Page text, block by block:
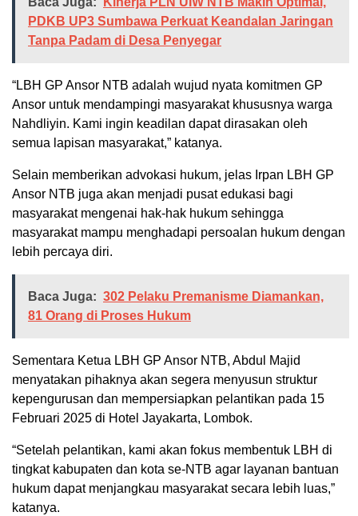
PDKB UP3 Sumbawa Perkuat Keandalan Jaringan
Tanpa Padam di Desa Penyegar
“LBH GP Ansor NTB adalah wujud nyata komitmen GP
Ansor untuk mendampingi masyarakat khususnya warga
Nahdliyin. Kami ingin keadilan dapat dirasakan oleh
semua lapisan masyarakat,” katanya.
Selain memberikan advokasi hukum, jelas Irpan LBH GP
Ansor NTB juga akan menjadi pusat edukasi bagi
masyarakat mengenai hak-hak hukum sehingga
masyarakat mampu menghadapi persoalan hukum dengan
lebih percaya diri.
Baca Juga: 302 Pelaku Premanisme Diamankan,
81 Orang di Proses Hukum
Sementara Ketua LBH GP Ansor NTB, Abdul Majid
menyatakan pihaknya akan segera menyusun struktur
kepengurusan dan mempersiapkan pelantikan pada 15
Februari 2025 di Hotel Jayakarta, Lombok.
“Setelah pelantikan, kami akan fokus membentuk LBH di
tingkat kabupaten dan kota se-NTB agar layanan bantuan
hukum dapat menjangkau masyarakat secara lebih luas,”
katanya.